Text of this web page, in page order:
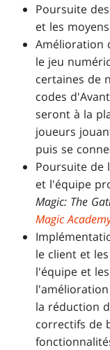
Poursuite
et les
Amélioration
le jeu
certaines de
codes
seront à la
joueurs
puis se
Poursuite de
et l'équipe
Magic: The
Magic
le client et
l'équipe et
la réduction
correctifs de